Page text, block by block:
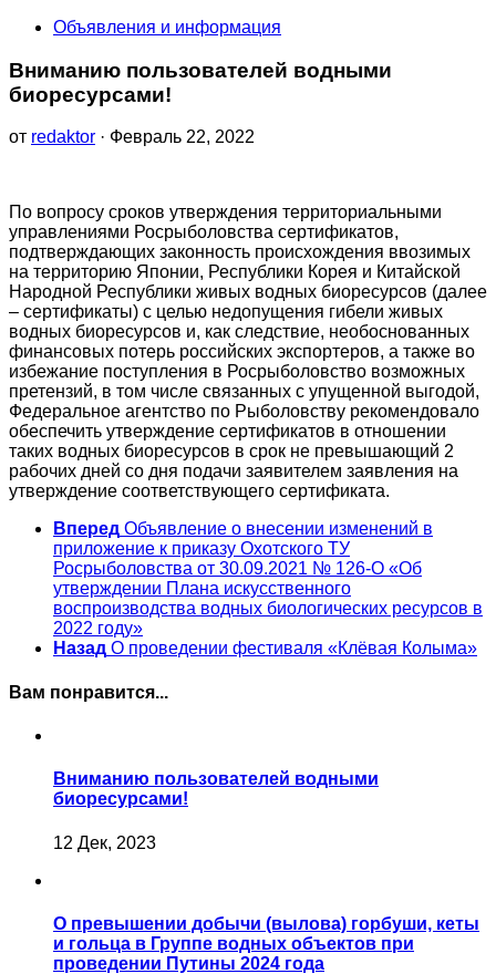
Объявления и информация
Вниманию пользователей водными
биоресурсами!
от redaktor · Февраль 22, 2022
По вопросу сроков утверждения территориальными
управлениями Росрыболовства сертификатов,
подтверждающих законность происхождения ввозимых
на территорию Японии, Республики Корея и Китайской
Народной Республики живых водных биоресурсов (далее
– сертификаты) с целью недопущения гибели живых
водных биоресурсов и, как следствие, необоснованных
финансовых потерь российских экспортеров, а также во
избежание поступления в Росрыболовство возможных
претензий, в том числе связанных с упущенной выгодой,
Федеральное агентство по Рыболовству рекомендовало
обеспечить утверждение сертификатов в отношении
таких водных биоресурсов в срок не превышающий 2
рабочих дней со дня подачи заявителем заявления на
утверждение соответствующего сертификата.
Вперед Объявление о внесении изменений в
приложение к приказу Охотского ТУ
Росрыболовства от 30.09.2021 № 126-О «Об
утверждении Плана искусственного
воспроизводства водных биологических ресурсов в
2022 году»
Назад О проведении фестиваля «Клёвая Колыма»
Вам понравится...
Вниманию пользователей водными
биоресурсами!
12 Дек, 2023
О превышении добычи (вылова) горбуши, кеты
и гольца в Группе водных объектов при
проведении Путины 2024 года